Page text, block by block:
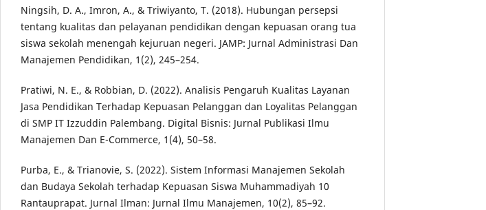
Ningsih, D. A., Imron, A., & Triwiyanto, T. (2018). Hubungan persepsi
tentang kualitas dan pelayanan pendidikan dengan kepuasan orang tua
siswa sekolah menengah kejuruan negeri. JAMP: Jurnal Administrasi Dan
Manajemen Pendidikan, 1(2), 245–254.
Pratiwi, N. E., & Robbian, D. (2022). Analisis Pengaruh Kualitas Layanan
Jasa Pendidikan Terhadap Kepuasan Pelanggan dan Loyalitas Pelanggan
di SMP IT Izzuddin Palembang. Digital Bisnis: Jurnal Publikasi Ilmu
Manajemen Dan E-Commerce, 1(4), 50–58.
Purba, E., & Trianovie, S. (2022). Sistem Informasi Manajemen Sekolah
dan Budaya Sekolah terhadap Kepuasan Siswa Muhammadiyah 10
Rantauprapat. Jurnal Ilman: Jurnal Ilmu Manajemen, 10(2), 85–92.